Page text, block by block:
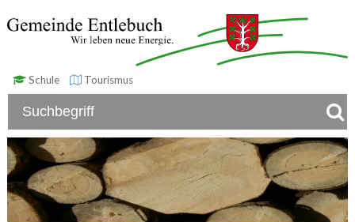
Schule Tourismus